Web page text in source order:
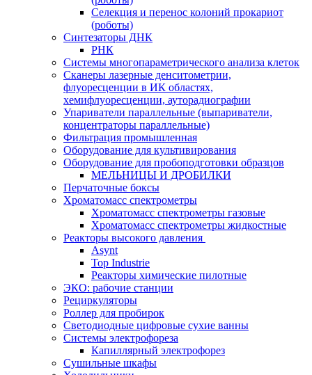
Селекция и перенос колоний прокариот
(роботы)
Синтезаторы ДНК
РНК
Системы многопараметрического анализа клеток
Сканеры лазерные денситометрии,
флуоресценции в ИК областях,
хемифлуоресценции, ауторадиографии
Упариватели параллельные (выпариватели,
концентраторы параллельные)
Фильтрация промышленная
Оборудование для культивирования
Оборудование для пробоподготовки образцов
МЕЛЬНИЦЫ И ДРОБИЛКИ
Перчаточные боксы
Хроматомасс спектрометры
Хроматомасс спектрометры газовые
Хроматомасс спектрометры жидкостные
Реакторы высокого давления
Asynt
Top Industrie
Реакторы химические пилотные
ЭКО: рабочие станции
Рециркуляторы
Роллер для пробирок
Светодиодные цифровые сухие ванны
Системы электрофореза
Капиллярный электрофорез
Сушильные шкафы